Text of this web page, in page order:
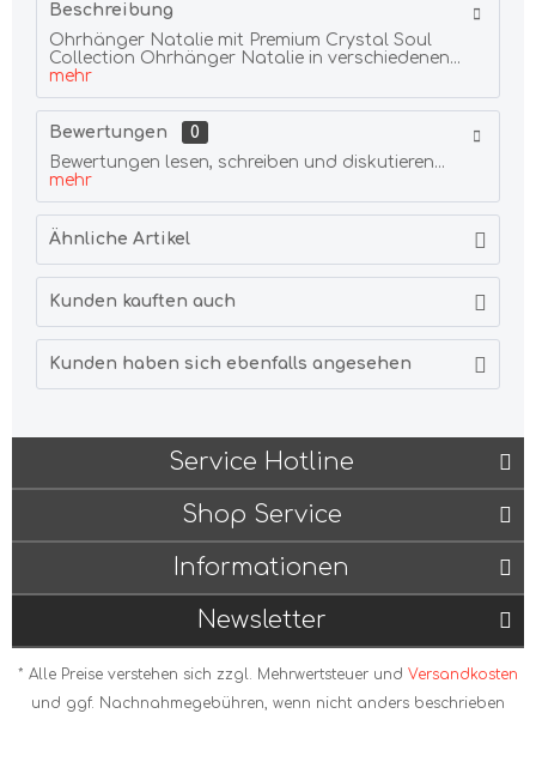
Beschreibung
Ohrhänger Natalie mit Premium Crystal Soul
Collection Ohrhänger Natalie in verschiedenen...
mehr
Bewertungen
0
Bewertungen lesen, schreiben und diskutieren...
mehr
Ähnliche Artikel
Kunden kauften auch
Kunden haben sich ebenfalls angesehen
Service Hotline
Shop Service
Informationen
Newsletter
* Alle Preise verstehen sich zzgl. Mehrwertsteuer und Versandkosten
und ggf. Nachnahmegebühren, wenn nicht anders beschrieben